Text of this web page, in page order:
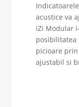
acustice va
iZi Modular
picioare
ajustabil si